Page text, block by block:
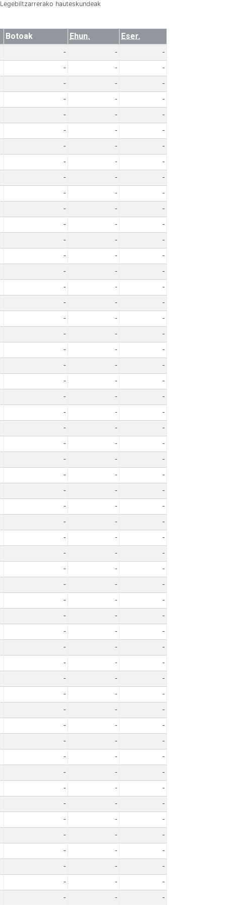
hauteskundeak
Botoak Ehun.
Eser.
- -
-
- -
-
- -
-
- -
-
- -
-
- -
-
- -
-
- -
-
- -
-
- -
-
- -
-
- -
-
- -
-
- -
-
- -
-
- -
-
- -
-
- -
-
- -
-
- -
-
- -
-
- -
-
- -
-
- -
-
- -
-
- -
-
- -
-
- -
-
- -
-
- -
-
- -
-
- -
-
- -
-
- -
-
- -
-
- -
-
- -
-
- -
-
- -
-
- -
-
- -
-
- -
-
- -
-
- -
-
- -
-
- -
-
- -
-
- -
-
- -
-
- -
-
- -
-
- -
-
- -
-
- -
-
- -
-